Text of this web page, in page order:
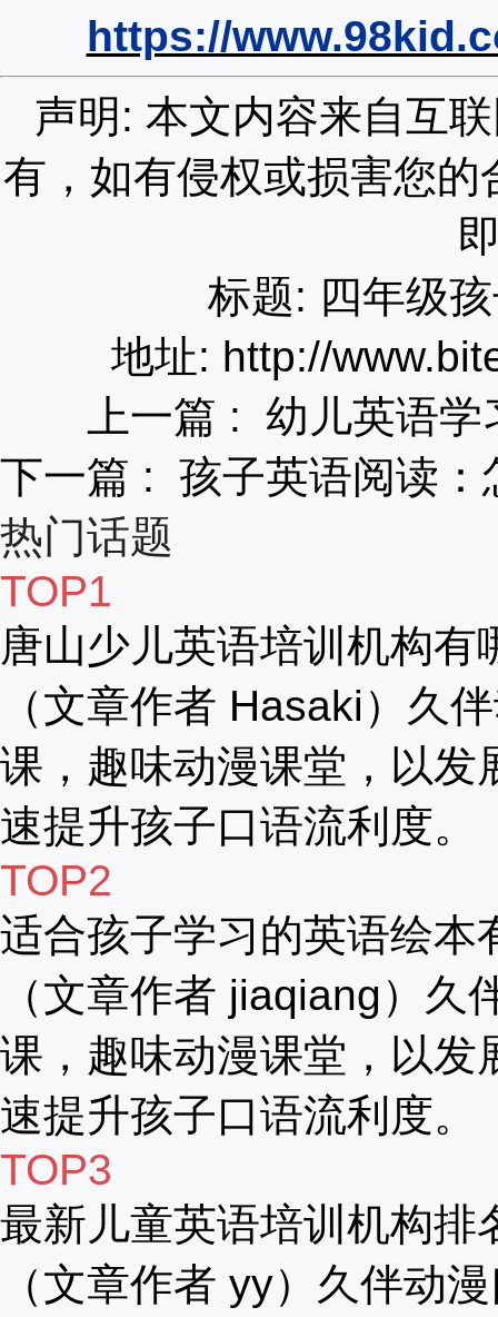
https://
声明: 本文内容来自互
有，如有侵权或损害您
标题: 四年级
地址: http://
上一篇 : 幼儿英语学
下一篇 : 孩子英语阅读
热门话题
TOP1
唐山少儿英语培训机构
（文章作者 Hasaki）久
课，趣味动漫课堂，以发
速提升孩子口语流利度。
TOP2
适合孩子学习的英语绘本
（文章作者 jiaqiang）
课，趣味动漫课堂，以发
速提升孩子口语流利度。
TOP3
最新儿童英语培训机构排
（文章作者 yy）久伴动